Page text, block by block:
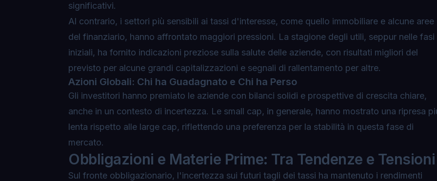
significativi.
Al contrario, i settori più sensibili ai tassi d'interesse, come quello immobiliare e alcune aree
del finanziario, hanno affrontato maggiori pressioni. La stagione degli utili, seppur nelle fasi
iniziali, ha fornito indicazioni preziose sulla salute delle aziende, con risultati migliori del
previsto per alcune grandi capitalizzazioni e segnali di rallentamento per altre.
Azioni Globali: Chi ha Guadagnato e Chi ha Perso
Gli investitori hanno premiato le aziende con bilanci solidi e prospettive di crescita chiare,
anche in un contesto di incertezza. Le small cap, in generale, hanno mostrato una ripresa
lenta rispetto alle large cap, riflettendo una preferenza per la stabilità in questa fase di
mercato.
Obbligazioni e Materie Prime: Tra Tendenze e Tensioni
Sul fronte obbligazionario, l'incertezza sui futuri tagli dei tassi ha mantenuto i rendimenti